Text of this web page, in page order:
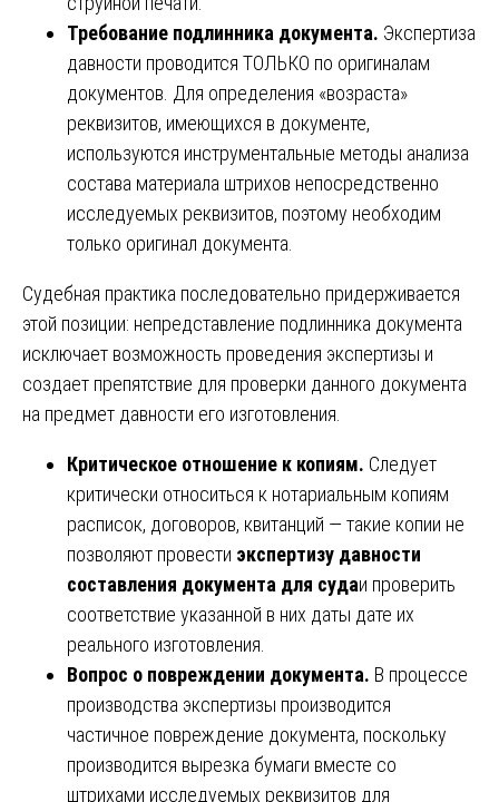
Требование подлинника документа. Экспертиза
давности проводится ТОЛЬКО по оригиналам
документов. Для определения «возраста»
реквизитов, имеющихся в документе,
используются инструментальные методы анализа
состава материала штрихов непосредственно
исследуемых реквизитов, поэтому необходим
только оригинал документа.
Судебная практика последовательно придерживается
этой позиции: непредставление подлинника документа
исключает возможность проведения экспертизы и
создает препятствие для проверки данного документа
на предмет давности его изготовления.
Критическое отношение к копиям. Следует
критически относиться к нотариальным копиям
расписок, договоров, квитанций — такие копии не
позволяют провести экспертизу давности
составления документа для судаи проверить
соответствие указанной в них даты дате их
реального изготовления.
Вопрос о повреждении документа. В процессе
производства экспертизы производится
частичное повреждение документа, поскольку
производится вырезка бумаги вместе со
штрихами исследуемых реквизитов для